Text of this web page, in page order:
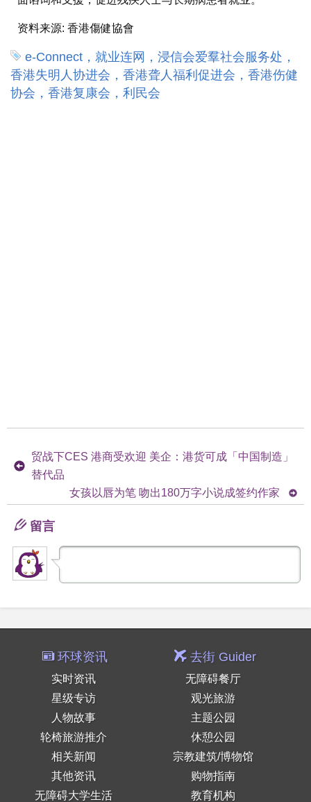
资料来源: 香港傷健協會
e-Connect，就业连网，浸信会爱羣社会服务处，
香港失明人协进会，香港聋人福利促进会，香港伤健
协会，香港复康会，利民会
贸战下CES 港商受欢迎 美企：港货可成「中国制造」
替代品
女孩以唇为笔 吻出180万字小说成签约作家
留言
环球资讯
实时资讯
星级专访
人物故事
轮椅旅游推介
相关新闻
其他资讯
无障碍大学生活
去街 Guider
无障碍餐厅
观光旅游
主题公园
休憩公园
宗教建筑/博物馆
购物指南
教育机构